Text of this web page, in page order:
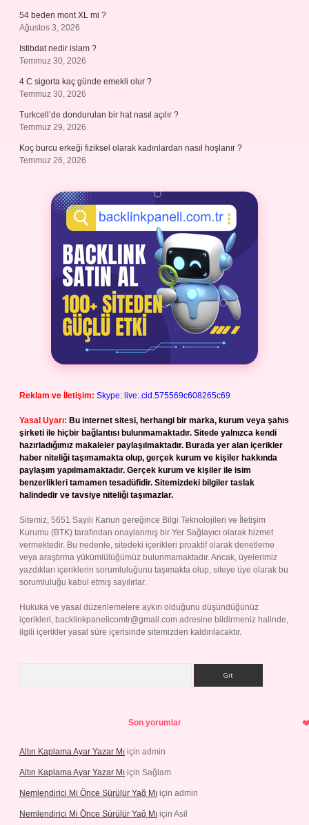
54 beden mont XL mi ?
Ağustos 3, 2026
Istibdat nedir islam ?
Temmuz 30, 2026
4 C sigorta kaç günde emekli olur ?
Temmuz 30, 2026
Turkcell’de dondurulan bir hat nasıl açılır ?
Temmuz 29, 2026
Koç burcu erkeği fiziksel olarak kadınlardan nasıl hoşlanır ?
Temmuz 26, 2026
Reklam ve İletişim: Skype: live:.cid.575569c608265c69
Yasal Uyarı: Bu internet sitesi, herhangi bir marka, kurum veya şahıs
şirketi ile hiçbir bağlantısı bulunmamaktadır. Sitede yalnızca kendi
hazırladığımız makaleler paylaşılmaktadır. Burada yer alan içerikler
haber niteliği taşımamakta olup, gerçek kurum ve kişiler hakkında
paylaşım yapılmamaktadır. Gerçek kurum ve kişiler ile isim
benzerlikleri tamamen tesadüfidir. Sitemizdeki bilgiler taslak
halindedir ve tavsiye niteliği taşımazlar.
Sitemiz, 5651 Sayılı Kanun gereğince Bilgi Teknolojileri ve İletişim
Kurumu (BTK) tarafından onaylanmış bir Yer Sağlayıcı olarak hizmet
vermektedir. Bu nedenle, sitedeki içerikleri proaktif olarak denetleme
veya araştırma yükümlülüğümüz bulunmamaktadır. Ancak, üyelerimiz
yazdıkları içeriklerin sorumluluğunu taşımakta olup, siteye üye olarak bu
sorumluluğu kabul etmiş sayılırlar.
Hukuka ve yasal düzenlemelere aykırı olduğunu düşündüğünüz
içerikleri, backlinkpanelicomtr@gmail.com adresine bildirmeniz halinde,
ilgili içerikler yasal süre içerisinde sitemizden kaldırılacaktır.
Son yorumlar
Altın Kaplama Ayar Yazar Mı için admin
Altın Kaplama Ayar Yazar Mı için Sağlam
Nemlendirici Mi Önce Sürülür Yağ Mı için admin
Nemlendirici Mi Önce Sürülür Yağ Mı için Asil